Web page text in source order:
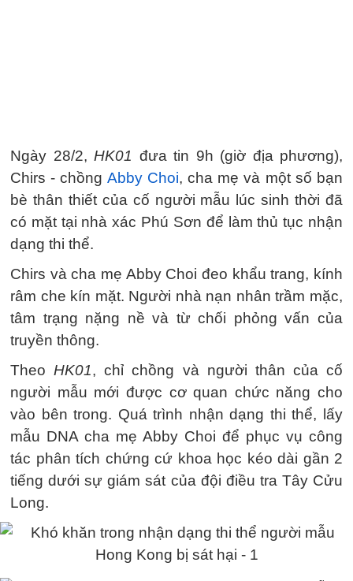
Ngày 28/2, HK01 đưa tin 9h (giờ địa phương),
Chirs - chồng Abby Choi, cha mẹ và một số bạn
bè thân thiết của cố người mẫu lúc sinh thời đã
có mặt tại nhà xác Phú Sơn để làm thủ tục nhận
dạng thi thể.
Chirs và cha mẹ Abby Choi đeo khẩu trang, kính
râm che kín mặt. Người nhà nạn nhân trầm mặc,
tâm trạng nặng nề và từ chối phỏng vấn của
truyền thông.
TheoHK01, chỉ chồng và người thân của cố
người mẫu mới được cơ quan chức năng cho
vào bên trong. Quá trình nhận dạng thi thể, lấy
mẫu DNA cha mẹ Abby Choi để phục vụ công
tác phân tích chứng cứ khoa học kéo dài gần 2
tiếng dưới sự giám sát của đội điều tra Tây Cửu
Long.